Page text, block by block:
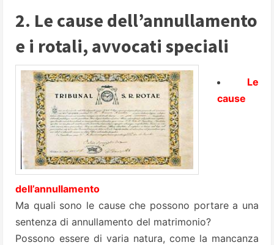
2. Le cause dell’annullamento
e i rotali, avvocati speciali
Le
cause
dell’annullamento
Ma quali sono le cause che possono portare a una
sentenza di annullamento del matrimonio?
Possono essere di varia natura, come la mancanza